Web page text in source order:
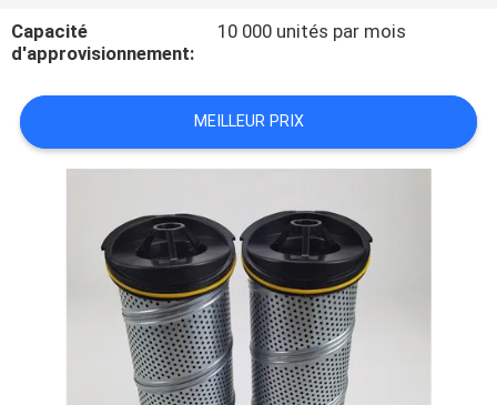
CONTRÔLE
QUALITÉ
NOUVELLES
Capacité
d'approvisionnement:
10 000 unités par mois
MEILLEUR PRIX